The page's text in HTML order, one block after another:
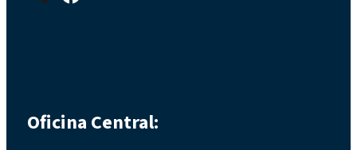
Oficina Central: